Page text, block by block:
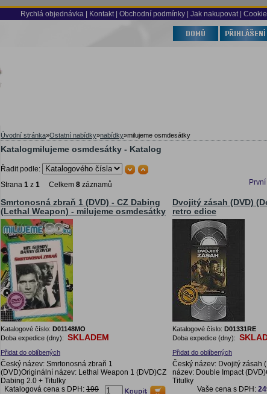
Rychlá objednávka Kontakt Obchodní podmínky Jak nakupovat |
Úvodní stránka»Ostatní nabídky»nabídky»milujeme osmdesátky
Katalogmilujeme osmdesátky - Katalog
Řadit podle:
Strana 1 z 1 Celkem 8 záznamů První
Smrtonosná zbraň 1 (DVD) - CZ Dabing
(Lethal Weapon) - milujeme osmdesátky
Katalogové číslo: D01148MO
Doba expedice (dny): SKLADEM
Přidat do oblíbených
Český název: Smrtonosná zbraň 1
(DVD)Originální název: Lethal Weapon 1 (DVD)CZ
Dabing 2.0 + Titulky
Katalogová cena s DPH: 199
Dvojitý zásah (DVD)
retro edice
Katalogové číslo: D01331RE
Doba expedice (dny):
Přidat do oblíbených
Český název: Dvojitý zásah
název: Double Impact
Titulky
Vaše cena s DPH: